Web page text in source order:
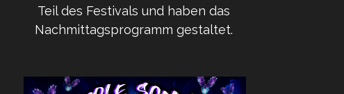
Teil des Festivals und haben das
Nachmittagsprogramm gestaltet.